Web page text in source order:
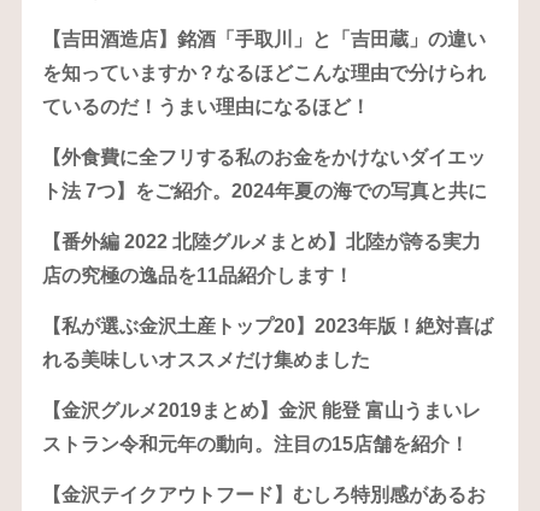
【吉田酒造店】銘酒「手取川」と「吉田蔵」の違い
を知っていますか？なるほどこんな理由で分けられ
ているのだ！うまい理由になるほど！
【外食費に全フリする私のお金をかけないダイエッ
ト法 7つ】をご紹介。2024年夏の海での写真と共に
【番外編 2022 北陸グルメまとめ】北陸が誇る実力
店の究極の逸品を11品紹介します！
【私が選ぶ金沢土産トップ20】2023年版！絶対喜ば
れる美味しいオススメだけ集めました
【金沢グルメ2019まとめ】金沢 能登 富山うまいレ
ストラン令和元年の動向。注目の15店舗を紹介！
【金沢テイクアウトフード】むしろ特別感があるお